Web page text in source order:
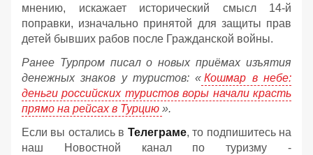
мнению, искажает исторический смысл 14-й
поправки, изначально принятой для защиты прав
детей бывших рабов после Гражданской войны.
Ранее Турпром писал о новых приёмах изъятия
денежных знаков у туристов: « Кошмар в небе:
деньги российских туристов воры начали красть
прямо на рейсах в Турцию ».
Если вы остались в Телеграме, то подпишитесь на
наш Новостной канал по туризму -